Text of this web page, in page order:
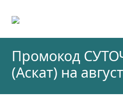
Промокод
(Аскат) на